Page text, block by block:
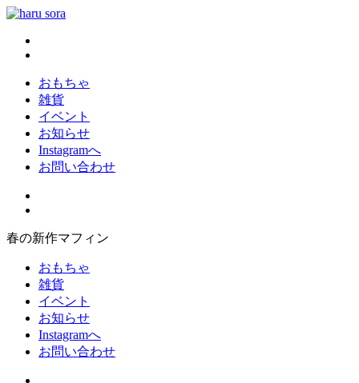
コ
haru sora
新しいharusoraもよろしくおねがいします
おもちゃ
雑貨
イベント
お知らせ
Instagramへ
お問い合わせ
春の新作マフィン
おもちゃ
雑貨
イベント
お知らせ
Instagramへ
お問い合わせ